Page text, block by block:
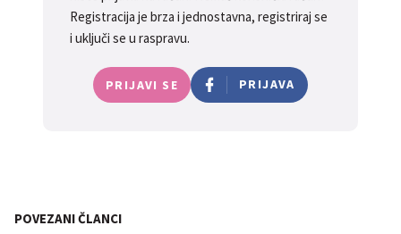
Registracija je brza i jednostavna, registriraj se
i uključi se u raspravu.
PRIJAVI SE PRIJAVA
POVEZANI ČLANCI